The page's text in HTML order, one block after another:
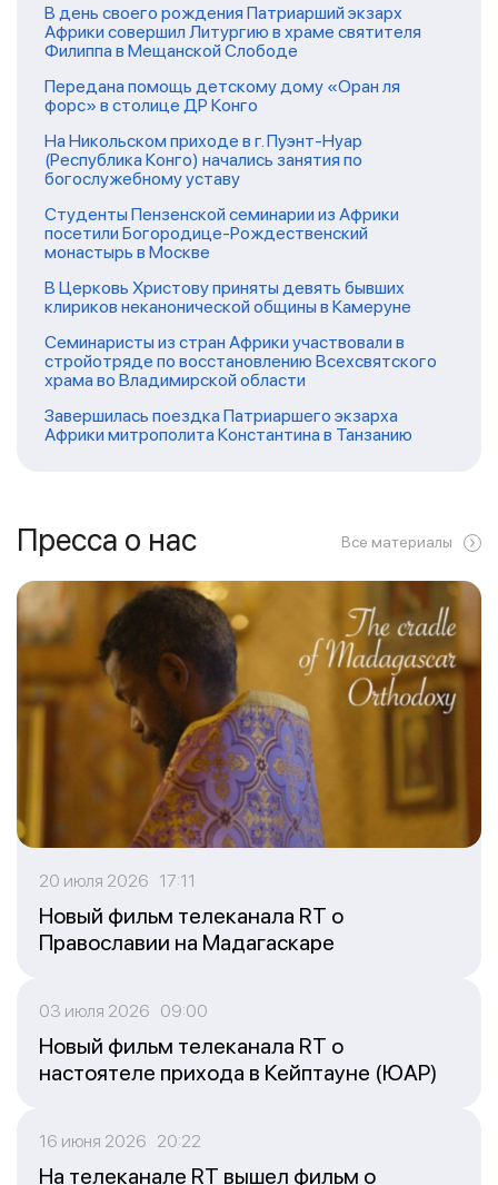
В день своего рождения Патриарший экзарх
Африки совершил Литургию в храме святителя
Филиппа в Мещанской Слободе
Передана помощь детскому дому «Оран ля
форс» в столице ДР Конго
На Никольском приходе в г. Пуэнт-Нуар
(Республика Конго) начались занятия по
богослужебному уставу
Студенты Пензенской семинарии из Африки
посетили Богородице-Рождественский
монастырь в Москве
В Церковь Христову приняты девять бывших
клириков неканонической общины в Камеруне
Семинаристы из стран Африки участвовали в
стройотряде по восстановлению Всехсвятского
храма во Владимирской области
Завершилась поездка Патриаршего экзарха
Африки митрополита Константина в Танзанию
Пресса о нас Все материалы
20 июля 2026 17:11
Новый фильм телеканала RT о
Православии на Мадагаскаре
03 июля 2026 09:00
Новый фильм телеканала RT о
настоятеле прихода в Кейптауне (ЮАР)
16 июня 2026 20:22
На телеканале RT вышел фильм о